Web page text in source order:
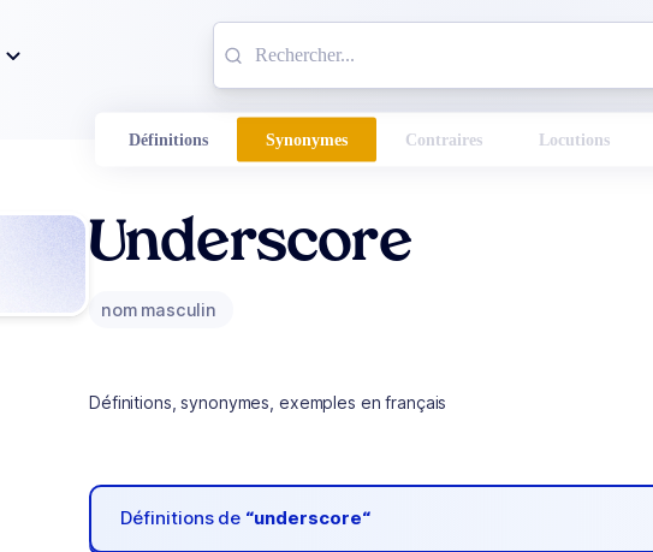
Définitions Synonymes Contraires Locutions
Underscore
nom masculin
Définitions, synonymes, exemples en français
Définitions de “underscore“